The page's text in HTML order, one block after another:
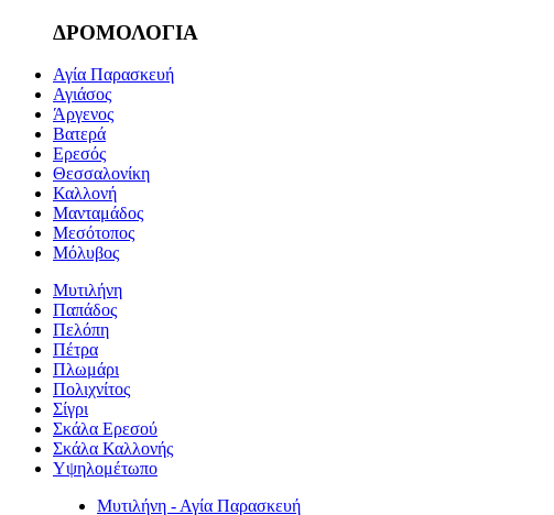
ΔΡΟΜΟΛΟΓΙΑ
Αγία Παρασκευή
Αγιάσος
Άργενος
Βατερά
Ερεσός
Θεσσαλονίκη
Καλλονή
Μανταμάδος
Μεσότοπος
Μόλυβος
Μυτιλήνη
Παπάδος
Πελόπη
Πέτρα
Πλωμάρι
Πολιχνίτος
Σίγρι
Σκάλα Ερεσού
Σκάλα Καλλονής
Υψηλομέτωπο
Μυτιλήνη - Αγία Παρασκευή